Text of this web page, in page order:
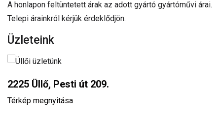
A honlapon feltüntetett árak az adott gyártó gyártóművi árai.
Telepi árainkról kérjük érdeklődjön.
Üzleteink
2225 Üllő, Pesti út 209.
Térkép megnyitása